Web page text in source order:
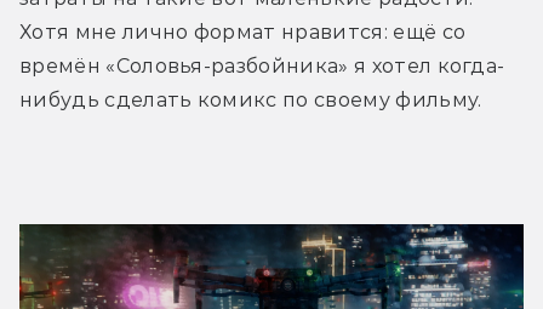
Хотя мне лично формат нравится: ещё со
времён «Соловья-разбойника» я хотел когда-
нибудь сделать комикс по своему фильму.